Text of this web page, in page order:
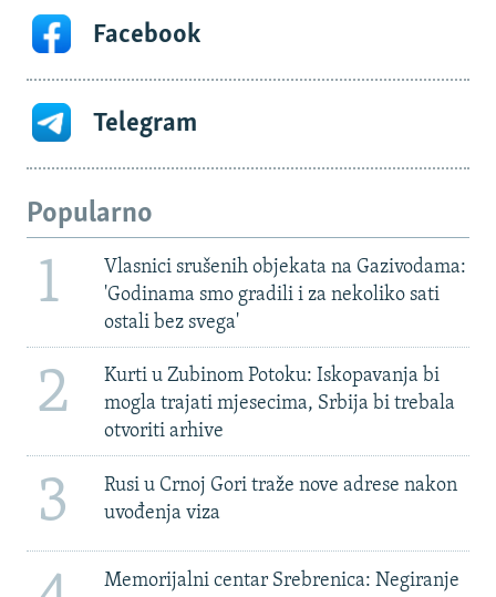
Facebook
Telegram
Popularno
1
Vlasnici srušenih objekata na Gazivodama:
'Godinama smo gradili i za nekoliko sati
ostali bez svega'
2
Kurti u Zubinom Potoku: Iskopavanja bi
mogla trajati mjesecima, Srbija bi trebala
otvoriti arhive
3
Rusi u Crnoj Gori traže nove adrese nakon
uvođenja viza
Memorijalni centar Srebrenica: Negiranje